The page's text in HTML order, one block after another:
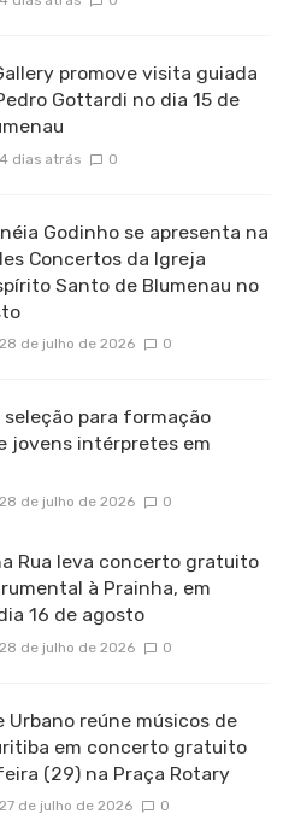
promove visita guiada
Gottardi no dia 15 de
4 dias atrás 0
Godinho se apresenta na
Concertos da Igreja
Santo de Blumenau no
28 de julho de 2026 0
seleção para formação
jovens intérpretes em
28 de julho de 2026 0
Rua leva concerto gratuito
à Prainha, em
16 de agosto
28 de julho de 2026 0
Urbano reúne músicos de
em concerto gratuito
(29) na Praça Rotary
27 de julho de 2026 0